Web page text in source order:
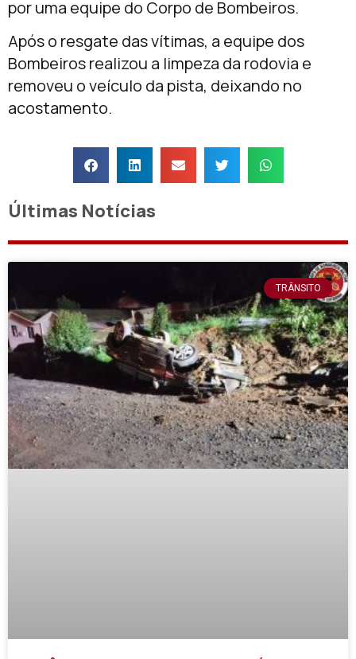
por uma equipe do Corpo de Bombeiros.
Após o resgate das vítimas, a equipe dos
Bombeiros realizou a limpeza da rodovia e
removeu o veículo da pista, deixando no
acostamento.
Últimas Notícias
TRÂNSITO